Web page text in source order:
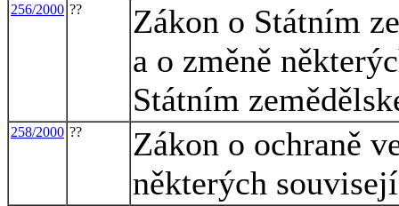
256/2000 ??
Zákon o Státním
a o změně
Státním
258/2000 ??
Zákon o ochraně
některých